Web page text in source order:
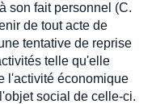
son fait personnel (C.
de tout acte de
tentative de reprise
telle qu'elle
l'activité économique
social de celle-ci.